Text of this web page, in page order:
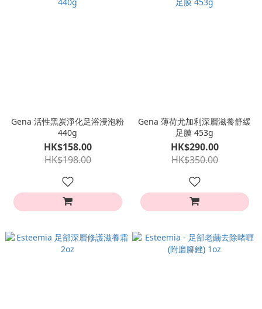
Gena 活性黑炭淨化足浴浸泡粉
440g
HK$158.00
HK$198.00
Gena 薄荷尤加利深層滋養舒緩
足膜 453g
HK$290.00
HK$350.00